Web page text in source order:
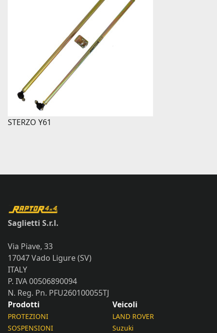
STERZO Y61
Saglietti S.r.l.
Via Piave, 33
17047 Vado Ligure (SV)
ITALY
P. IVA 00506890094
N. Reg. Pn. PFU260100055TJ
Prodotti
PROTEZIONI
SOSPENSIONI
Veicoli
LAND ROVER
Suzuki